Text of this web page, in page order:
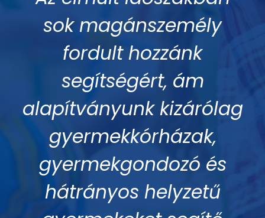
sok magánszemély
fordult hozzánk
segítségért, ám
alapítványunk kizárólag
gyermekkórházak,
gyermekgondozó és
hátrányos helyzetű